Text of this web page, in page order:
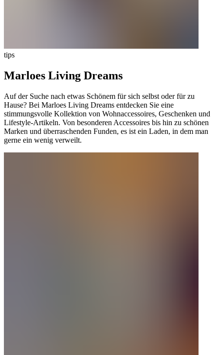
tips
Marloes Living Dreams
Auf der Suche nach etwas Schönem für sich selbst oder für zu
Hause? Bei Marloes Living Dreams entdecken Sie eine
stimmungsvolle Kollektion von Wohnaccessoires, Geschenken und
Lifestyle-Artikeln. Von besonderen Accessoires bis hin zu schönen
Marken und überraschenden Funden, es ist ein Laden, in dem man
gerne ein wenig verweilt.